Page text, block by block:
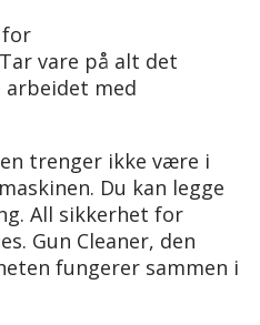
vare på alt det
med
trenger ikke være i
Du kan legge
All sikkerhet for
Gun Cleaner, den
fungerer sammen i